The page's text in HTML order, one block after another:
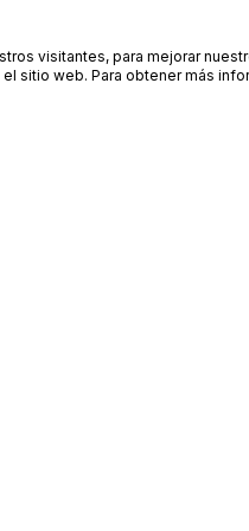
visitantes, para mejorar
sitio web. Para obtener más